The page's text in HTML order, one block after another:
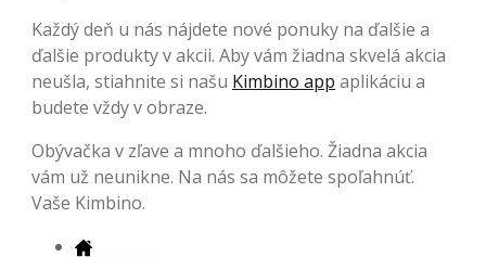
Každý deň u nás nájdete nové ponuky na ďalšie a
ďalšie produkty v akcii. Aby vám žiadna skvelá akcia
neušla, stiahnite si našu Kimbino app aplikáciu a
budete vždy v obraze.
Obývačka v zľave a mnoho ďalšieho. Žiadna akcia
vám už neunikne. Na nás sa môžete spoľahnúť.
Vaše Kimbino.